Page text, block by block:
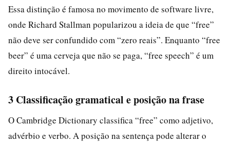
Essa distinção é famosa no movimento de software livre,
onde Richard Stallman popularizou a ideia de que “free”
não deve ser confundido com “zero reais”. Enquanto “free
beer” é uma cerveja que não se paga, “free speech” é um
direito intocável.
3 Classificação gramatical e posição na frase
O Cambridge Dictionary classifica “free” como adjetivo,
advérbio e verbo. A posição na sentença pode alterar o